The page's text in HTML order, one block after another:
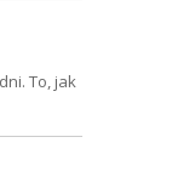
To, jak